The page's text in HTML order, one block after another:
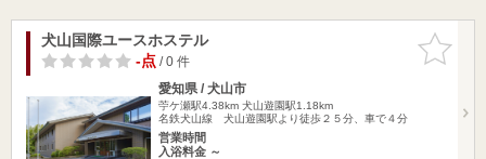
お気に入
りに追加
犬山国際ユースホステル
-点/ 0 件
愛知県 / 犬山市
苧ケ瀬駅4.38km 犬山遊園駅1.18km
名鉄犬山線 犬山遊園駅より徒歩２５分、車で４分
営業時間
入浴料金 ～